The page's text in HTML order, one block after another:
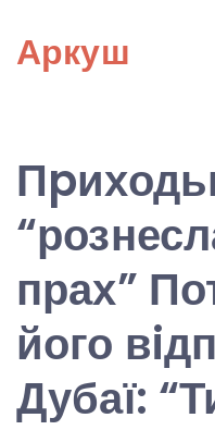
content
Аркуш
прах”
його
Дубаї: